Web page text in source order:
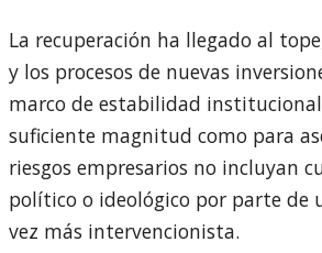
La recuperación ha llegado al
y los procesos de nuevas
marco de estabilidad
suficiente magnitud como para
riesgos empresarios no incluyan
político o ideológico por parte de
vez más intervencionista.